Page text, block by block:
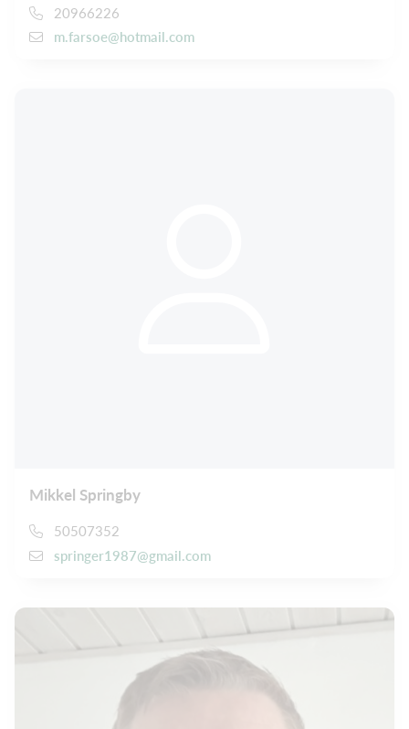
20966226
m.farsoe@hotmail.com
Mikkel Springby
50507352
springer1987@gmail.com